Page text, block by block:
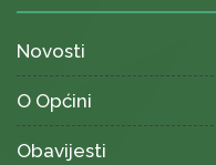
Novosti
O Općini
Obavijesti